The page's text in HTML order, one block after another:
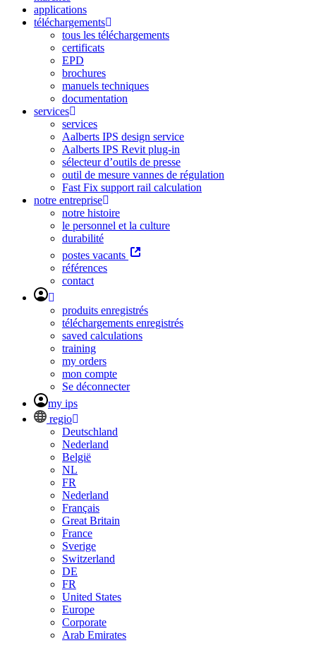
applications
téléchargements
tous les téléchargements
certificats
EPD
brochures
manuels techniques
documentation
services
services
Aalberts IPS design service
Aalberts IPS Revit plug-in
sélecteur d’outils de presse
outil de mesure vannes de régulation
Fast Fix support rail calculation
notre entreprise
notre histoire
le personnel et la culture
durabilité
postes vacants
références
contact
produits enregistrés
téléchargements enregistrés
saved calculations
training
my orders
mon compte
Se déconnecter
my ips
regio
Deutschland
Nederland
België
NL
FR
Nederland
Français
Great Britain
France
Sverige
Switzerland
DE
FR
United States
Europe
Corporate
Arab Emirates